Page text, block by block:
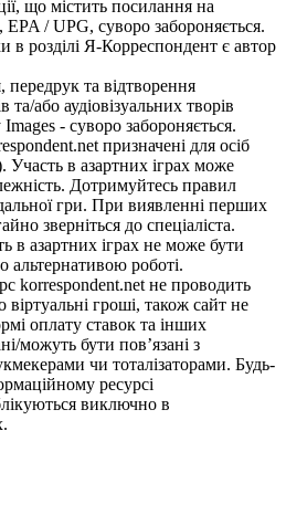
що містить посилання на
EPA / UPG, суворо забороняється.
в розділі Я-Корреспондент є автор
передрук та відтворення
та/або аудіовізуальних творів
- суворо забороняється.
призначені для осіб
Участь в азартних іграх може
Дотримуйтесь правил
гри. При виявленні перших
зверніться до спеціаліста.
в азартних іграх не може бути
альтернативою роботі.
korrespondent.net не проводить
віртуальні гроші, також сайт не
оплату ставок та інших
можуть бути пов’язані з
чи тоталізаторами. Будь-
ресурсі
виключно в